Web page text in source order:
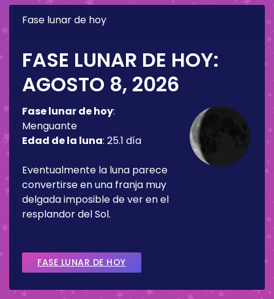
Fase lunar de hoy
FASE LUNAR DE HOY:
AGOSTO 8, 2026
Fase lunar de hoy:
Menguante
Edad de la luna: 25.1 día
Eventualmente la luna parece
convertirse en una franja muy
delgada imposible de ver en el
resplandor del Sol.
FASE LUNAR DE HOY